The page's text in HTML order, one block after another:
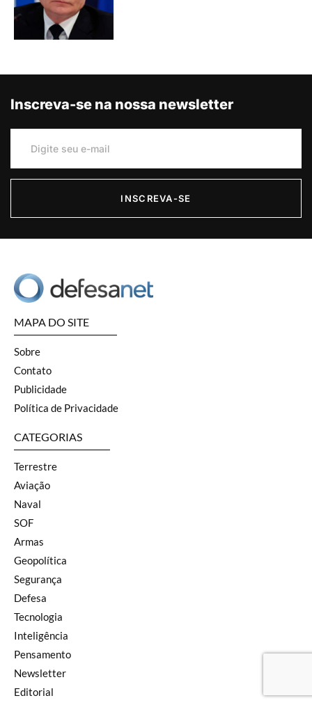
Inscreva-se na nossa newsletter
INSCREVA-SE
MAPA DO SITE
Sobre
Contato
Publicidade
Política de Privacidade
CATEGORIAS
Terrestre
Aviação
Naval
SOF
Armas
Geopolítica
Segurança
Defesa
Tecnologia
Inteligência
Pensamento
Newsletter
Editorial